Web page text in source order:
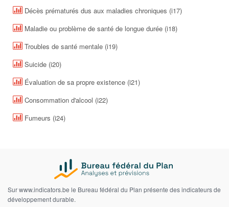
Décès prématurés dus aux maladies chroniques (i17)
Maladie ou problème de santé de longue durée (i18)
Troubles de santé mentale (i19)
Suicide (i20)
Évaluation de sa propre existence (i21)
Consommation d'alcool (i22)
Fumeurs (i24)
Sur www.indicators.be le Bureau fédéral du Plan présente des indicateurs de
développement durable.